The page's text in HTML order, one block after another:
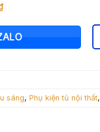
₫.
Giá
hiện
tại
là:
616.000 ₫.
sáng, Phụ kiện tủ nội thất,